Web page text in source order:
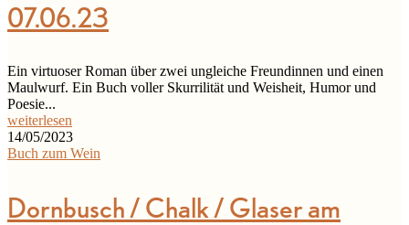
07.06.23
Ein virtuoser Roman über zwei ungleiche Freundinnen und einen
Maulwurf. Ein Buch voller Skurrilität und Weisheit, Humor und
Poesie...
weiterlesen
14/05/2023
Buch zum Wein
Dornbusch / Chalk / Glaser am